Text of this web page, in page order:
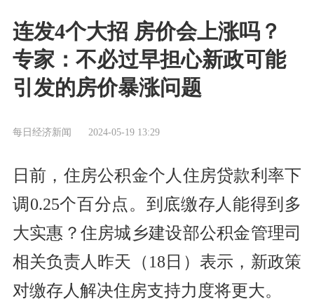
连发4个大招 房价会上涨吗？
专家：不必过早担心新政可能
引发的房价暴涨问题
每日经济新闻 2024-05-19 13:29
日前，住房公积金个人住房贷款利率下
调0.25个百分点。到底缴存人能得到多
大实惠？住房城乡建设部公积金管理司
相关负责人昨天（18日）表示，新政策
对缴存人解决住房支持力度将更大。